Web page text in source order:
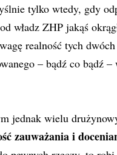
tylko wtedy, gdy
władz ZHP jakąś
realność tych
– bądź co bądź –
jednak wielu
zauważania i